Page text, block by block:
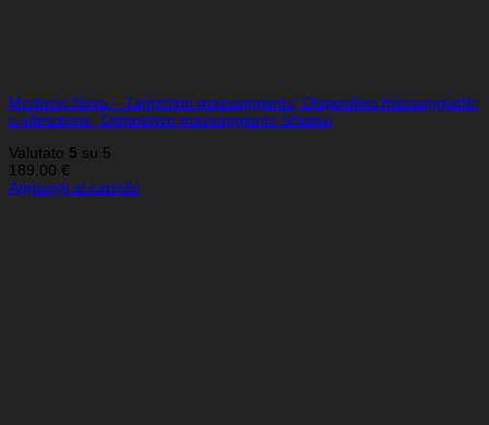
Medivon Nova – Tappetino massaggiante, Dispositivo massaggiante
a vibrazione, Dispositivo massaggiante Shiatsu
Valutato 5 su 5
189.00 €
Aggiungi al carrello